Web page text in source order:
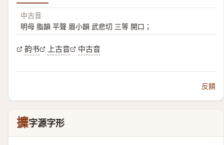
中古音
明母 脂韻 平聲 眉小韻 武悲切 三等 開口；
韵书 上古音 中古音
反饋
攗字源字形